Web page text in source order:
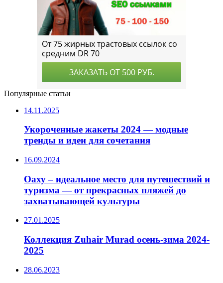
Популярные статьи
14.11.2025
Укороченные жакеты 2024 — модные
тренды и идеи для сочетания
16.09.2024
Оаху – идеальное место для путешествий и
туризма — от прекрасных пляжей до
захватывающей культуры
27.01.2025
Коллекция Zuhair Murad осень-зима 2024-
2025
28.06.2023